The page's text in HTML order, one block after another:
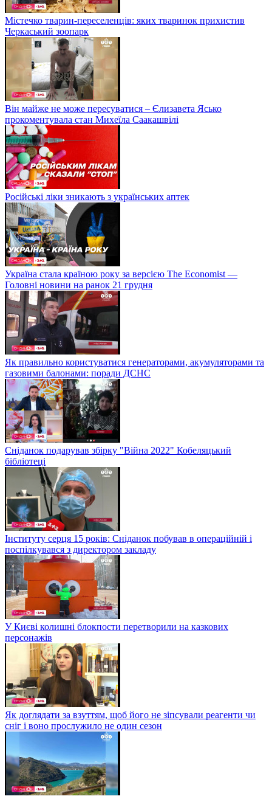
Містечко тварин-переселенців: яких тваринок прихистив
Черкаський зоопарк
Він майже не може пересуватися – Єлизавета Ясько
прокоментувала стан Михеїла Саакашвілі
Російські ліки зникають з українських аптек
Україна стала країною року за версією The Economist —
Головні новини на ранок 21 грудня
Як правильно користуватися генераторами, акумуляторами та
газовими балонами: поради ДСНС
Сніданок подарував збірку "Війна 2022" Кобеляцький
бібліотеці
Інституту серця 15 років: Сніданок побував в операційній і
поспілкувався з директором закладу
У Києві колишні блокпости перетворили на казкових
персонажів
Як доглядати за взуттям, щоб його не зіпсували реагенти чи
сніг і воно прослужило не один сезон